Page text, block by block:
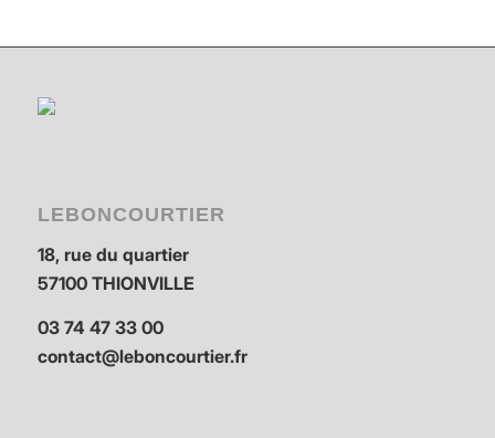
LEBONCOURTIER
18, rue du quartier
57100 THIONVILLE
03 74 47 33 00
contact@leboncourtier.fr